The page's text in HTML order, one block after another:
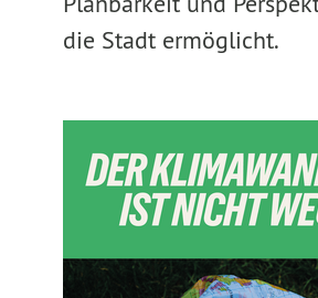
die Stadt ermöglicht.